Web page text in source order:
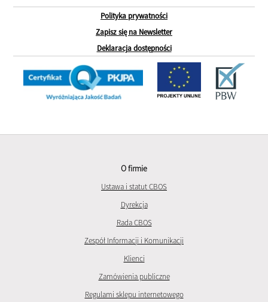
Polityka prywatności
Zapisz się na Newsletter
Deklaracja dostępności
O firmie
Ustawa i statut CBOS
Dyrekcja
Rada CBOS
Zespół Informacji i Komunikacji
Klienci
Zamówienia publiczne
Regulami sklepu internetowego